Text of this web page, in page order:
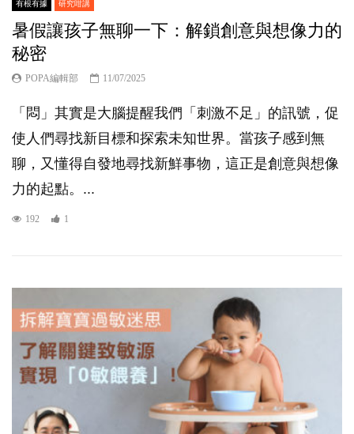
有根有據 研究咁講
暑假讓孩子無聊一下：解鎖創意與想像力的
秘密
POPA編輯部 11/07/2025
「悶」其實是大腦提醒我們「刺激不足」的訊號，促
使人們尋找新目標和探索未知世界。當孩子感到無
聊，又懂得自發地尋找新鮮事物，這正是創意與想像
力的起點。...
192 1